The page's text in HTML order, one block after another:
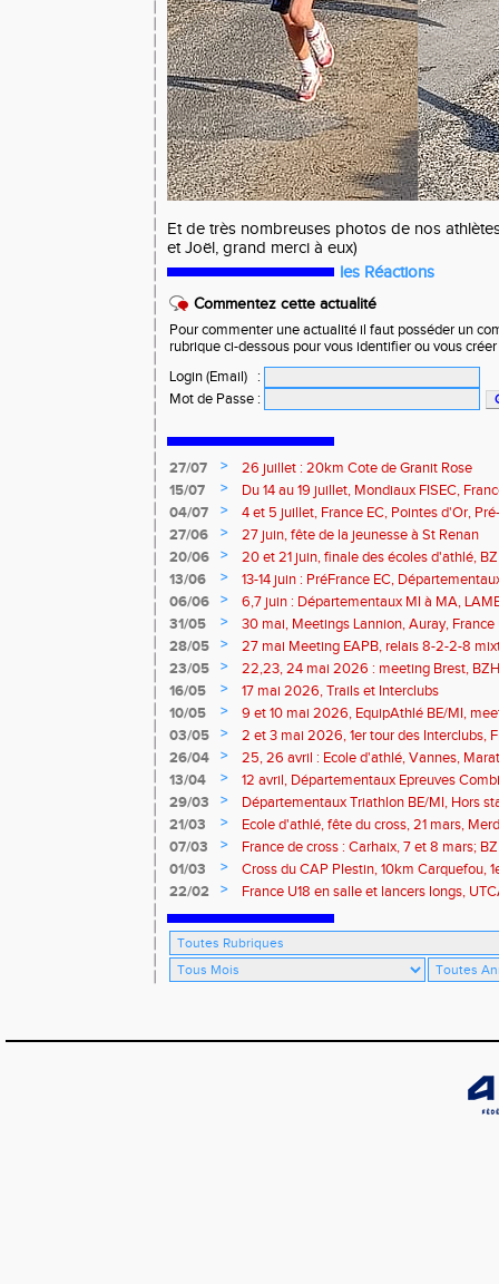
Et de très nombreuses photos de nos
et Joël, grand merci à eux)
les Réactions
Commentez cette actualité
Pour commenter une actualité il faut posséder un
rubrique ci-dessous pour vous identifier ou vous
Login (Email)
:
Mot de Passe :
27/07 >
26 juillet : 20km Cote de Granit Rose
15/07
>
Du 14 au 19 juillet, Mondiaux FISEC,
04/07
>
4 et 5 juillet, France EC, Pointes d'Or,
Meetings Fougères, Quimper, St Renan
27/06 >
27 juin, fête de la jeunesse à St Renan
20/06
>
20 et 21 juin, finale des écoles d'athlé,
13/06
>
13-14 juin : PréFrance EC,
meeting Pacé, meeting Landerneau
06/06 >
6,7 juin : Départementaux MI à MA,
31/05
>
30 mai, Meetings Lannion, Auray,
route, Trails
28/05 >
27 mai Meeting EAPB, relais 8-2-2-8
23/05
>
22,23, 24 mai 2026 : meeting Brest,
16/05
>
17 mai 2026, Trails et Interclubs
10/05
>
9 et 10 mai 2026, EquipAthlé BE/MI,
marathon de la Loire
03/05 >
2 et 3 mai 2026, 1er tour des Interclubs,
traversée de la Baie
26/04 >
25, 26 avril : Ecole d'athlé, Vannes,
Isle
13/04 >
12 avril, Départementaux Epreuves
marathon de Paris
29/03 >
Départementaux Triathlon BE/MI, Hors
21/03
>
Ecole d'athlé, fête du cross, 21 mars,
07/03
>
France de cross : Carhaix, 7 et 8 mars;
Brieuc, 7 mars
01/03 >
Cross du CAP Plestin, 10km Carquefou,
22/02
> France U18 en salle et lancers longs,